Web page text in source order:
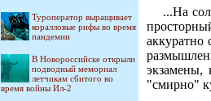
Туроператор выращивает
коралловые рифы во время
пандемии
В Новороссийске открыли
подводный мемориал
летчикам сбитого во
время войны Ил-2
...На
экзамены,
"смирно"